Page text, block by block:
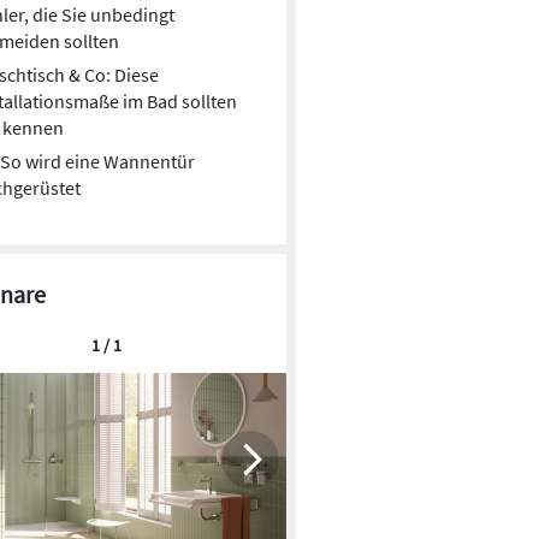
die Sie unbedingt
sollten
& Co: Diese
im Bad sollten
So wird eine Wannentür
1 / 1